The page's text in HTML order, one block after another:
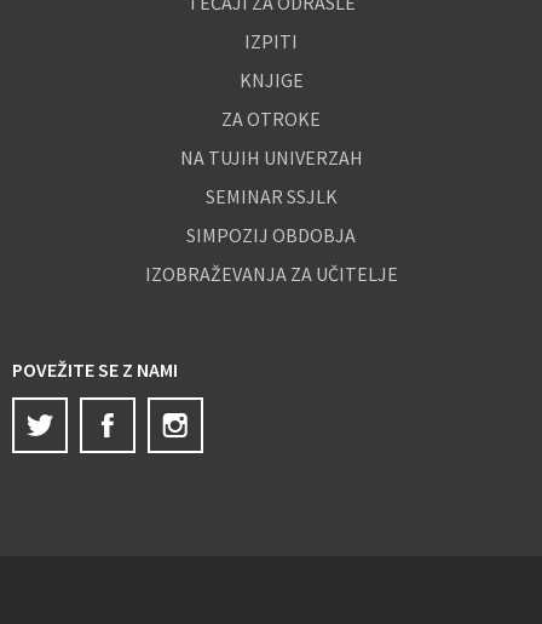
IZPITI
KNJIGE
ZA OTROKE
NA TUJIH UNIVERZAH
SEMINAR SSJLK
SIMPOZIJ OBDOBJA
IZOBRAŽEVANJA ZA UČITELJE
POVEŽITE SE Z NAMI
Twitter
Facebook